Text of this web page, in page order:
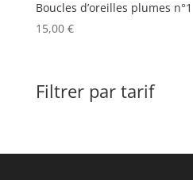
Boucles d’oreilles plumes n°1
15,00 €
Filtrer par tarif